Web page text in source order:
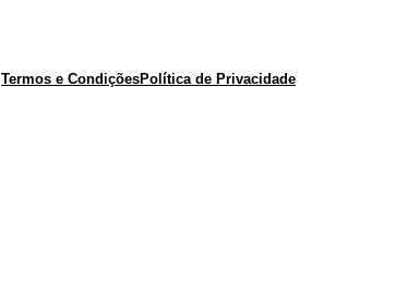
Termos e CondiçõesPolítica de Privacidade